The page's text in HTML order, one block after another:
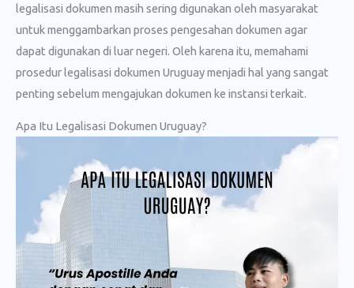
legalisasi dokumen masih sering digunakan oleh masyarakat
untuk menggambarkan proses pengesahan dokumen agar
dapat digunakan di luar negeri. Oleh karena itu, memahami
prosedur legalisasi dokumen Uruguay menjadi hal yang sangat
penting sebelum mengajukan dokumen ke instansi terkait.
Apa Itu Legalisasi Dokumen Uruguay?